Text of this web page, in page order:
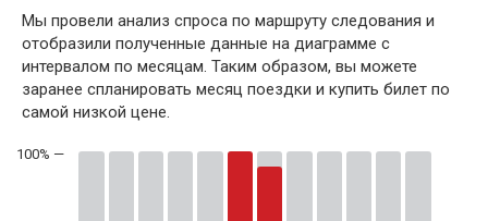
Мы провели анализ спроса по маршруту следования и
отобразили полученные данные на диаграмме с
интервалом по месяцам. Таким образом, вы можете
заранее спланировать месяц поездки и купить билет по
самой низкой цене.